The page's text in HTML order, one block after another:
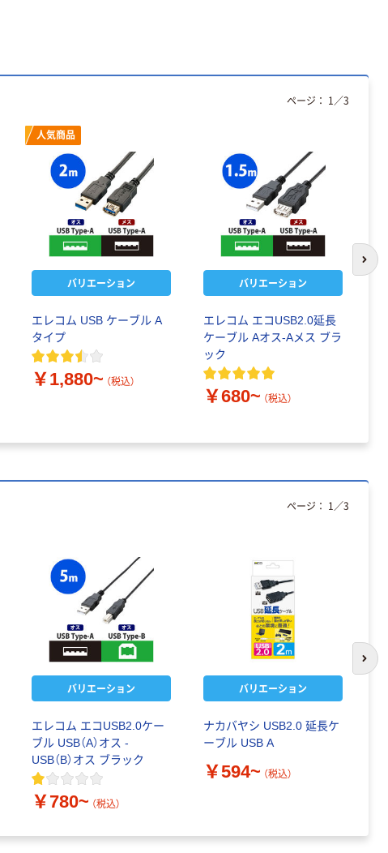
人気商品
バリエーション
エレコム USB ケーブル A
タイプ
￥1,880~ （税込）
バリエーション
エレコム エコUSB2.0延長
ケーブル Aオス-Aメス ブラ
ック
￥680~ （税込）
ページ： 1 ／3
次
バリエーション
エレコム エコUSB2.0ケー
ブル USB（A）オス -
USB（B）オス ブラック
￥780~ （税込）
バリエーション
ナカバヤシ USB2.0 延長ケ
ーブル USB A
￥594~ （税込）
ページ： 1 ／3
次